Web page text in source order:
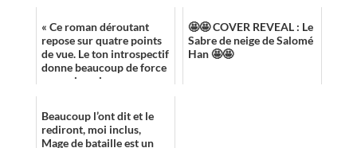
« Ce roman déroutant
repose sur quatre points
de vue. Le ton introspectif
donne beaucoup de force
aux voix qui
🤩🤩 COVER REVEAL : Le
Sabre de neige de Salomé
Han 🤩🤩
Beaucoup l’ont dit et le
rediront, moi inclus,
Mage de bataille est un